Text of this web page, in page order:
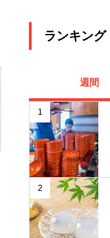
ランキング
週間
1
2